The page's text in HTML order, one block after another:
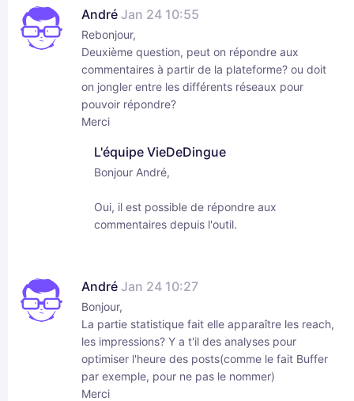
André Jan 24 10:55
Rebonjour,
Deuxième question, peut on répondre aux
commentaires à partir de la plateforme? ou doit
on jongler entre les différents réseaux pour
pouvoir répondre?
Merci
L'équipe VieDeDingue
Bonjour André,
Oui, il est possible de répondre aux
commentaires depuis l'outil.
André Jan 24 10:27
Bonjour,
La partie statistique fait elle apparaître les reach,
les impressions? Y a t'il des analyses pour
optimiser l'heure des posts(comme le fait Buffer
par exemple, pour ne pas le nommer)
Merci